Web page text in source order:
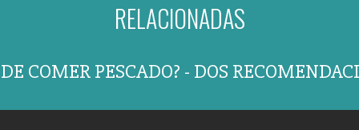
RELACIONADAS
COMER PESCADO? - DOS